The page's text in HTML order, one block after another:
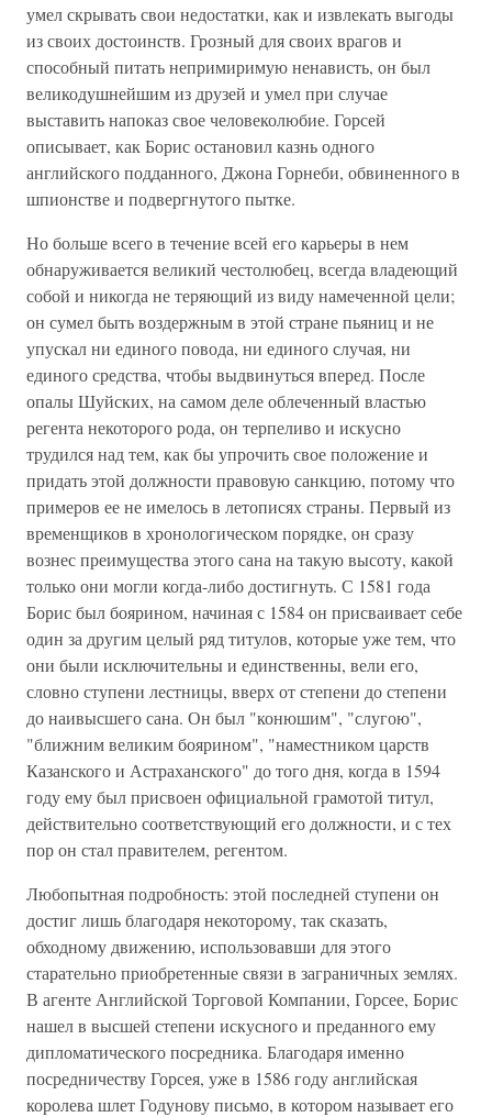
умел скрывать свои недостатки, как и извлекать выгоды
из своих достоинств. Грозный для своих врагов и
способный питать непримиримую ненависть, он был
великодушнейшим из друзей и умел при случае
выставить напоказ свое человеколюбие. Горсей
описывает, как Борис остановил казнь одного
английского подданного, Джона Горнеби, обвиненного в
шпионстве и подвергнутого пытке.
Но больше всего в течение всей его карьеры в нем
обнаруживается великий честолюбец, всегда владеющий
собой и никогда не теряющий из виду намеченной цели;
он сумел быть воздержным в этой стране пьяниц и не
упускал ни единого повода, ни единого случая, ни
единого средства, чтобы выдвинуться вперед. После
опалы Шуйских, на самом деле облеченный властью
регента некоторого рода, он терпеливо и искусно
трудился над тем, как бы упрочить свое положение и
придать этой должности правовую санкцию, потому что
примеров ее не имелось в летописях страны. Первый из
временщиков в хронологическом порядке, он сразу
вознес преимущества этого сана на такую высоту, какой
только они могли когда-либо достигнуть. С 1581 года
Борис был боярином, начиная с 1584 он присваивает себе
один за другим целый ряд титулов, которые уже тем, что
они были исключительны и единственны, вели его,
словно ступени лестницы, вверх от степени до степени
до наивысшего сана. Он был "конюшим", "слугою",
"ближним великим боярином", "наместником царств
Казанского и Астраханского" до того дня, когда в 1594
году ему был присвоен официальной грамотой титул,
действительно соответствующий его должности, и с тех
пор он стал правителем, регентом.
Любопытная подробность: этой последней ступени он
достиг лишь благодаря некоторому, так сказать,
обходному движению, использовавши для этого
старательно приобретенные связи в заграничных землях.
В агенте Английской Торговой Компании, Горсее, Борис
нашел в высшей степени искусного и преданного ему
дипломатического посредника. Благодаря именно
посредничеству Горсея, уже в 1586 году английская
королева шлет Годунову письмо, в котором называет его